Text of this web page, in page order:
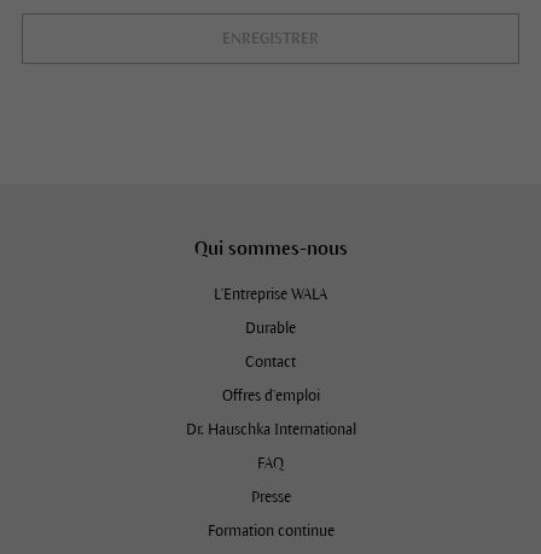
ENREGISTRER
Qui sommes-nous
L'Entreprise WALA
Durable
Contact
Offres d’emploi
Dr. Hauschka International
FAQ
Presse
Formation continue